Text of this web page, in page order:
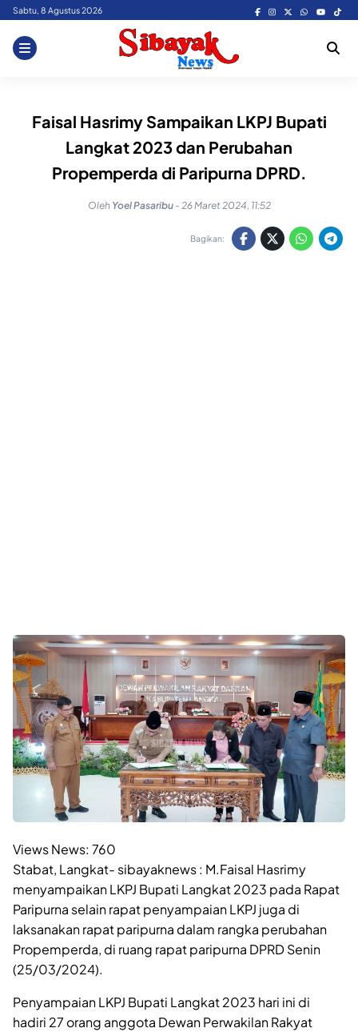
Skip
content
Sabtu, 8 Agustus 2026
Faisal Hasrimy Sampaikan LKPJ Bupati
Langkat 2023 dan Perubahan
Propemperda di Paripurna DPRD.
Oleh Yoel Pasaribu - 26 Maret 2024, 11:52
Bagikan:
Views News: 760
Stabat, Langkat- sibayaknews : M.Faisal Hasrimy
menyampaikan LKPJ Bupati Langkat 2023 pada Rapat
Paripurna selain rapat penyampaian LKPJ juga di
laksanakan rapat paripurna dalam rangka perubahan
Propemperda, di ruang rapat paripurna DPRD Senin
(25/03/2024).
Penyampaian LKPJ Bupati Langkat 2023 hari ini di
hadiri 27 orang anggota Dewan Perwakilan Rakyat